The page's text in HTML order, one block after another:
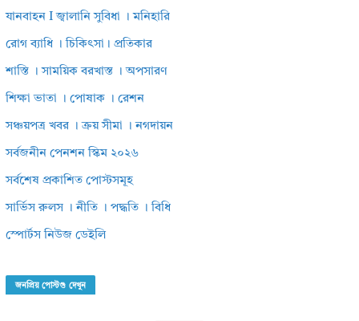
যানবাহন I জ্বালানি সুবিধা । মনিহারি
রোগ ব্যাধি । চিকিৎসা। প্রতিকার
শাস্তি । সাময়িক বরখাস্ত । অপসারণ
শিক্ষা ভাতা । পোষাক । রেশন
সঞ্চয়পত্র খবর । ক্রয় সীমা । নগদায়ন
সর্বজনীন পেনশন স্কিম ২০২৬
সর্বশেষ প্রকাশিত পোস্টসমূহ
সার্ভিস রুলস । নীতি । পদ্ধতি । বিধি
স্পোর্টস নিউজ ডেইলি
জনপ্রিয় পোস্টগু দেখুন